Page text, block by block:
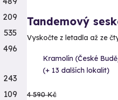
Tandemový
Vyskočte z letadla až ze
Kramolín (České
(+ 13 dalších lokalit)
4 590 Kč
209
535
496
243
109